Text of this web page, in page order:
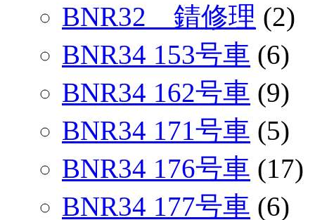
BNR32 錆修理 (2)
BNR34 153号車 (6)
BNR34 162号車 (9)
BNR34 171号車 (5)
BNR34 176号車 (17)
BNR34 177号車 (6)